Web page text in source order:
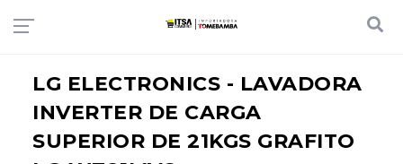
LG ELECTRONICS - LAVADORA
INVERTER DE CARGA
SUPERIOR DE 21KGS GRAFITO